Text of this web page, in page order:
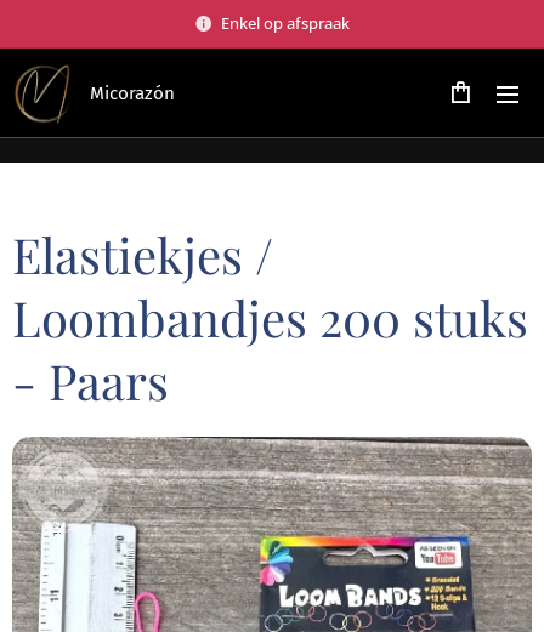
Enkel op afspraak
Micorazón
Elastiekjes /
Loombandjes 200 stuks
- Paars